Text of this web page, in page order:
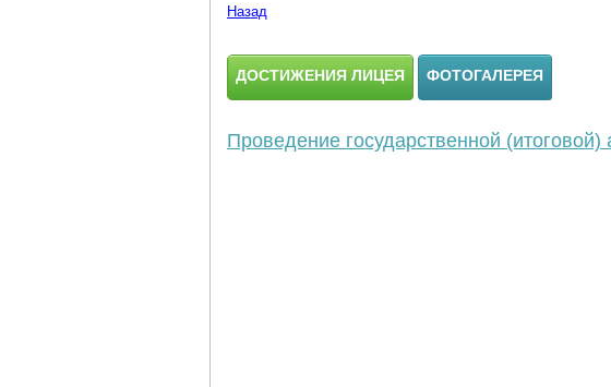
Назад
ДОСТИЖЕНИЯ ЛИЦЕЯ ФОТОГАЛЕРЕЯ
Проведение государственной (итоговой)